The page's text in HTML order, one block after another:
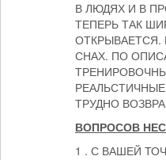
В ЛЮДЯХ И В
ТЕПЕРЬ ТАК
СНАХ. ПО
ТРУДНО
ВОПРОСОВ
1 . С ВАШЕЙ